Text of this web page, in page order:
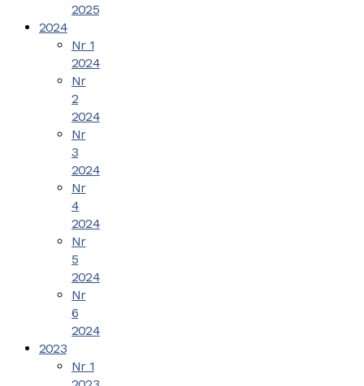
2025
2024
Nr 1
2024
Nr
2
2024
Nr
3
2024
Nr
4
2024
Nr
5
2024
Nr
6
2024
2023
Nr 1